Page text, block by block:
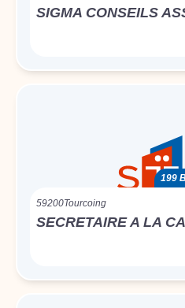
SIGMA CONSEILS
199
59200Tourcoing
SECRETAIRE A LA